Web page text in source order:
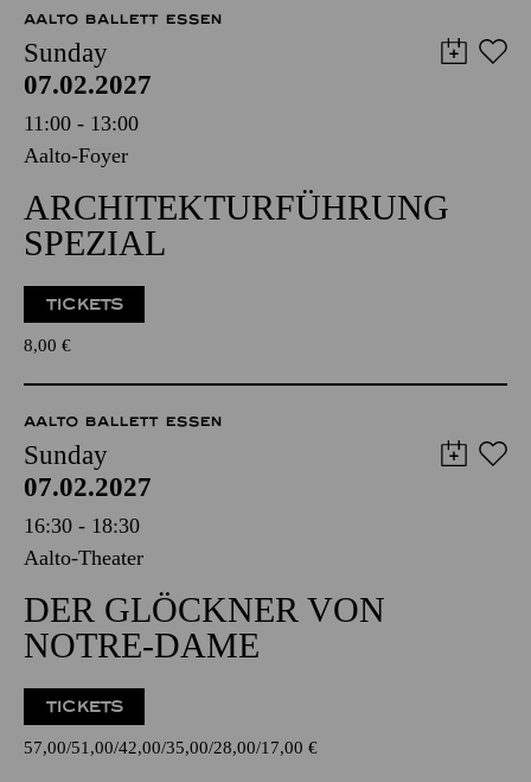
AALTO BALLETT ESSEN
Sunday
07.02.2027
11:00 - 13:00
Aalto-Foyer
ARCHITEKTURFÜHRUNG
SPEZIAL
TICKETS
8,00 €
AALTO BALLETT ESSEN
Sunday
07.02.2027
16:30 - 18:30
Aalto-Theater
DER GLÖCKNER VON
NOTRE-DAME
TICKETS
57,00 51,00 42,00 35,00 28,00 17,00 €